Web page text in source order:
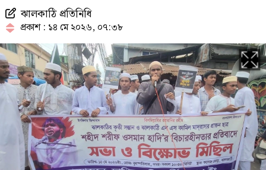
ভুক্তভোগী দুই শিক্ষার্থীকেই টিসি
মন্ত্রিসভায় যোগ হচ্ছে নতুন মুখ,
আলোচনায় যারা
উসকানিমূলক অপপ্রচার নিয়ে পুলিশের
ঝালকাঠি প্রতিনিধি
প্রকাশ : ১৪ মে ২০২৬, ০৭:৩৮